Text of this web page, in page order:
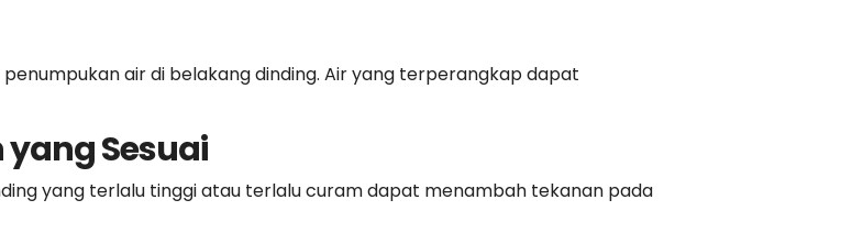
air di belakang dinding. Air yang terperangkap dapat
Sesuai
yang terlalu tinggi atau terlalu curam dapat menambah tekanan pada